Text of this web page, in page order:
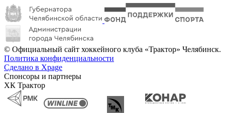
© Официальный сайт хоккейного клуба «Трактор» Челябинск.
Политика конфиденциальности
Сделано в Xpage
Спонсоры и партнеры
ХК Трактор